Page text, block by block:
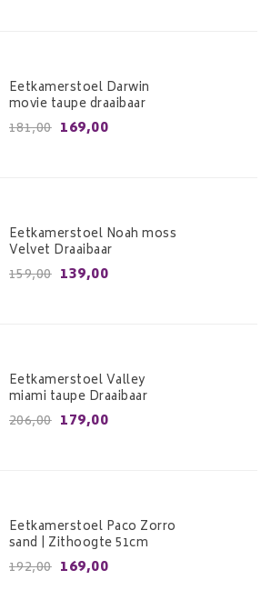
Eetkamerstoel Darwin
movie taupe draaibaar
181,00 169,00
Eetkamerstoel Noah moss
Velvet Draaibaar
159,00 139,00
Eetkamerstoel Valley
miami taupe Draaibaar
206,00 179,00
Eetkamerstoel Paco Zorro
sand | Zithoogte 51cm
192,00 169,00